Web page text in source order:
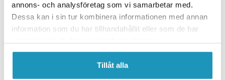
annons- och analysföretag som vi samarbetar med.
Dessa kan i sin tur kombinera informationen med annan
information som du har tillhandahållit eller som de har
Tillåt alla
MOOSE
Polaris Big Boss 500 6x6 98-99
QUAD LOGIC
Vattentemperaturgivare
Polaris Xpedition 325/425/
Magnum 425/500 / Big Boss 6x6